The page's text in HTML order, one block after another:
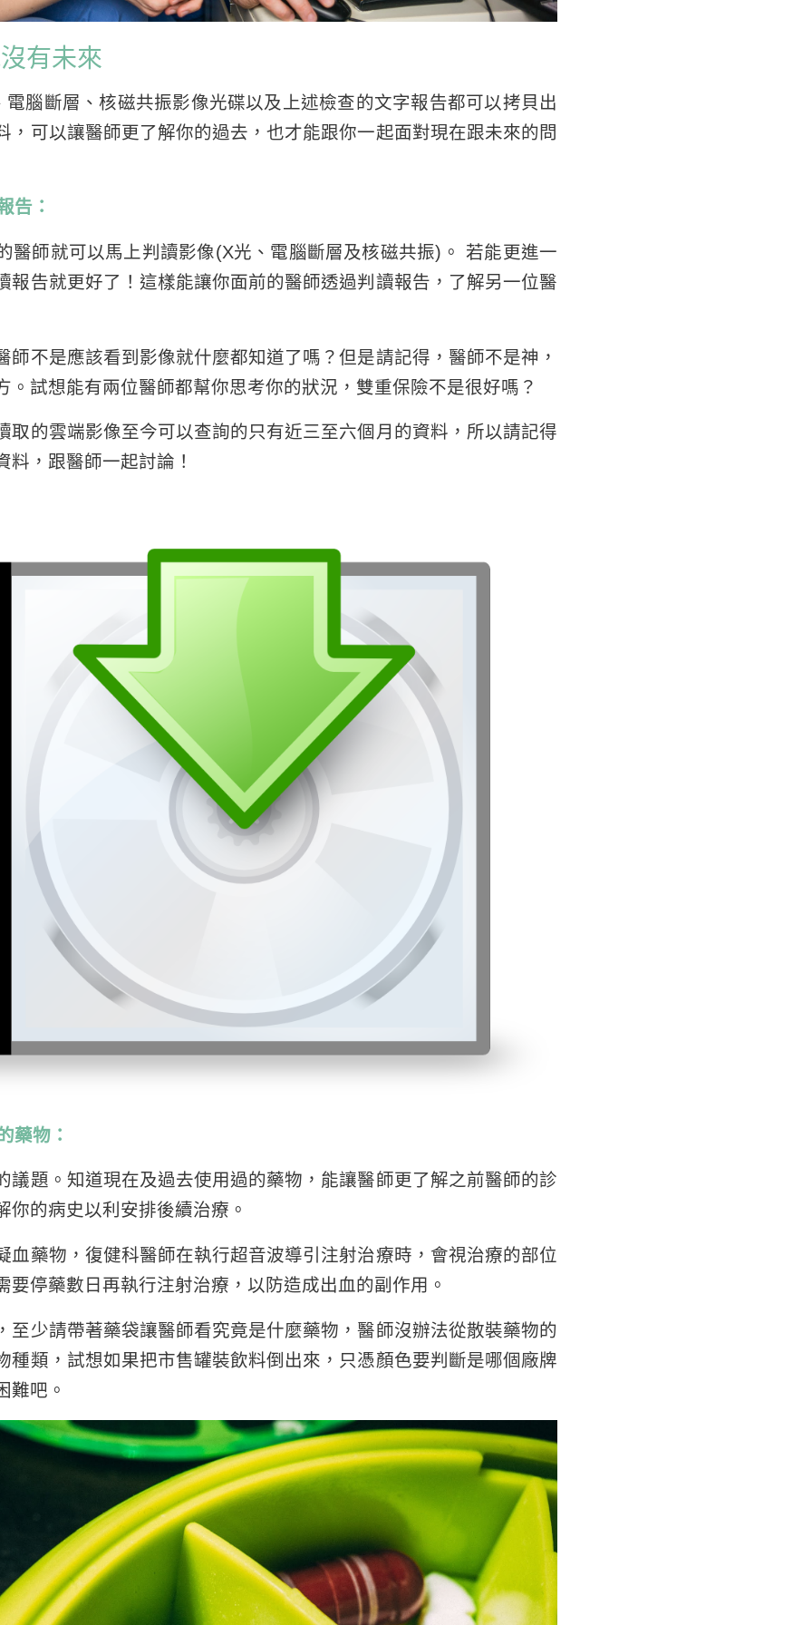
有未來
電腦斷層、核磁共振影像光碟以及上述檢查的文字報告都可以拷貝出
，可以讓醫師更了解你的過去，也才能跟你一起面對現在跟未來的問
告：
醫師就可以馬上判讀影像(X光、電腦斷層及核磁共振)。 若能更進一
報告就更好了！這樣能讓你面前的醫師透過判讀報告，了解另一位醫
師不是應該看到影像就什麼都知道了嗎？但是請記得，醫師不是神，
。試想能有兩位醫師都幫你思考你的狀況，雙重保險不是很好嗎？
取的雲端影像至今可以查詢的只有近三至六個月的資料，所以請記得
料，跟醫師一起討論！
藥物：
議題。知道現在及過去使用過的藥物，能讓醫師更了解之前醫師的診
你的病史以利安排後續治療。
血藥物，復健科醫師在執行超音波導引注射治療時，會視治療的部位
要停藥數日再執行注射治療，以防造成出血的副作用。
至少請帶著藥袋讓醫師看究竟是什麼藥物，醫師沒辦法從散裝藥物的
種類，試想如果把市售罐裝飲料倒出來，只憑顏色要判斷是哪個廠牌
難吧。